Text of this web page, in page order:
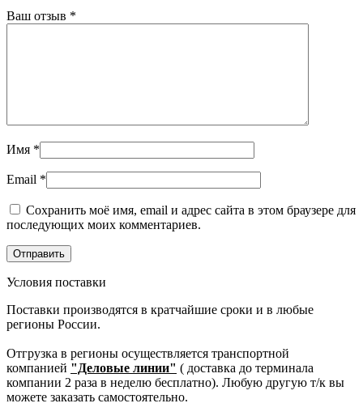
Ваш отзыв *
Имя *
Email *
Сохранить моё имя, email и адрес сайта в этом браузере для
последующих моих комментариев.
Условия поставки
Поставки производятся в кратчайшие сроки и в любые
регионы России.
Отгрузка в регионы осуществляется транспортной
компанией "Деловые линии" ( доставка до терминала
компании 2 раза в неделю бесплатно). Любую другую т/к вы
можете заказать самостоятельно.